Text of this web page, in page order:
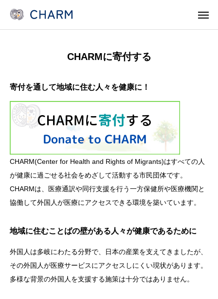
CHARMに寄付する
寄付を通して地域に住む人々を健康に！
CHARM(Center for Health and Rights of Migrants)はすべての人
が健康に過ごせる社会をめざして活動する市民団体です。
CHARMは、医療通訳や同行支援を行う一方保健所や医療機関と
協働して外国人が医療にアクセスできる環境を築いています。
地域に住むことばの壁がある人々が健康であるために
外国人は多岐にわたる分野で、日本の産業を支えてきましたが、
その外国人が医療サービスにアクセスしにくい現状があります。
多様な背景の外国人を支援する施策は十分ではありません。
Contact
Telephone Consult
CHARMとは
各事業 Program
医療機関・保健所/保健福祉センターのみなさま
資料館 Archive room
languages